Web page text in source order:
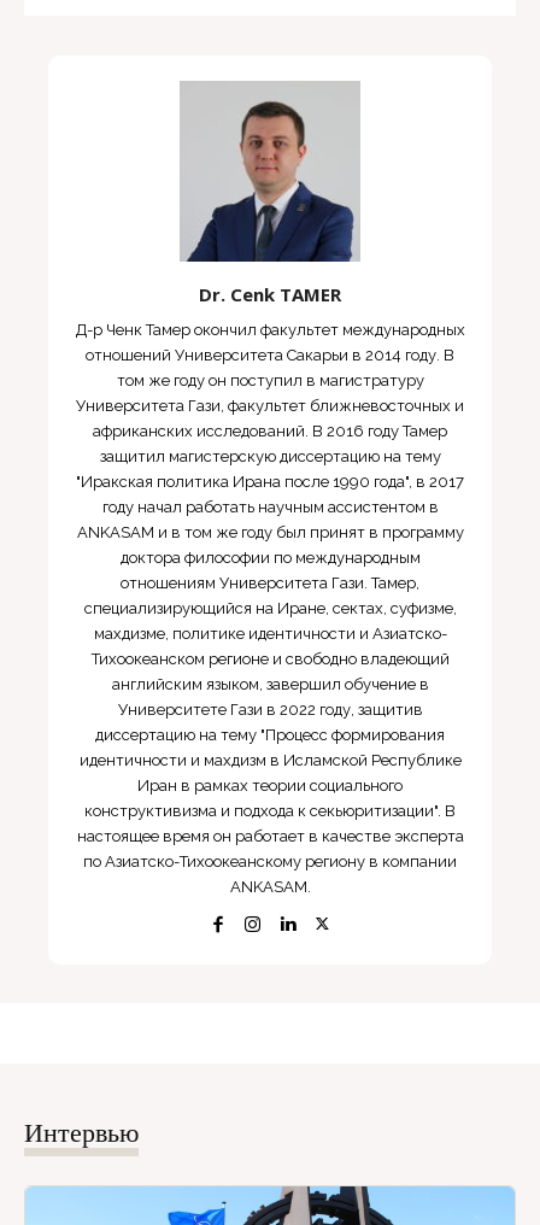
Dr. Cenk TAMER
Д-р Ченк Тамер окончил факультет международных
отношений Университета Сакарьи в 2014 году. В
том же году он поступил в магистратуру
Университета Гази, факультет ближневосточных и
африканских исследований. В 2016 году Тамер
защитил магистерскую диссертацию на тему
"Иракская политика Ирана после 1990 года", в 2017
году начал работать научным ассистентом в
ANKASAM и в том же году был принят в программу
доктора философии по международным
отношениям Университета Гази. Тамер,
специализирующийся на Иране, сектах, суфизме,
махдизме, политике идентичности и Азиатско-
Тихоокеанском регионе и свободно владеющий
английским языком, завершил обучение в
Университете Гази в 2022 году, защитив
диссертацию на тему "Процесс формирования
идентичности и махдизм в Исламской Республике
Иран в рамках теории социального
конструктивизма и подхода к секьюритизации". В
настоящее время он работает в качестве эксперта
по Азиатско-Тихоокеанскому региону в компании
ANKASAM.
Интервью